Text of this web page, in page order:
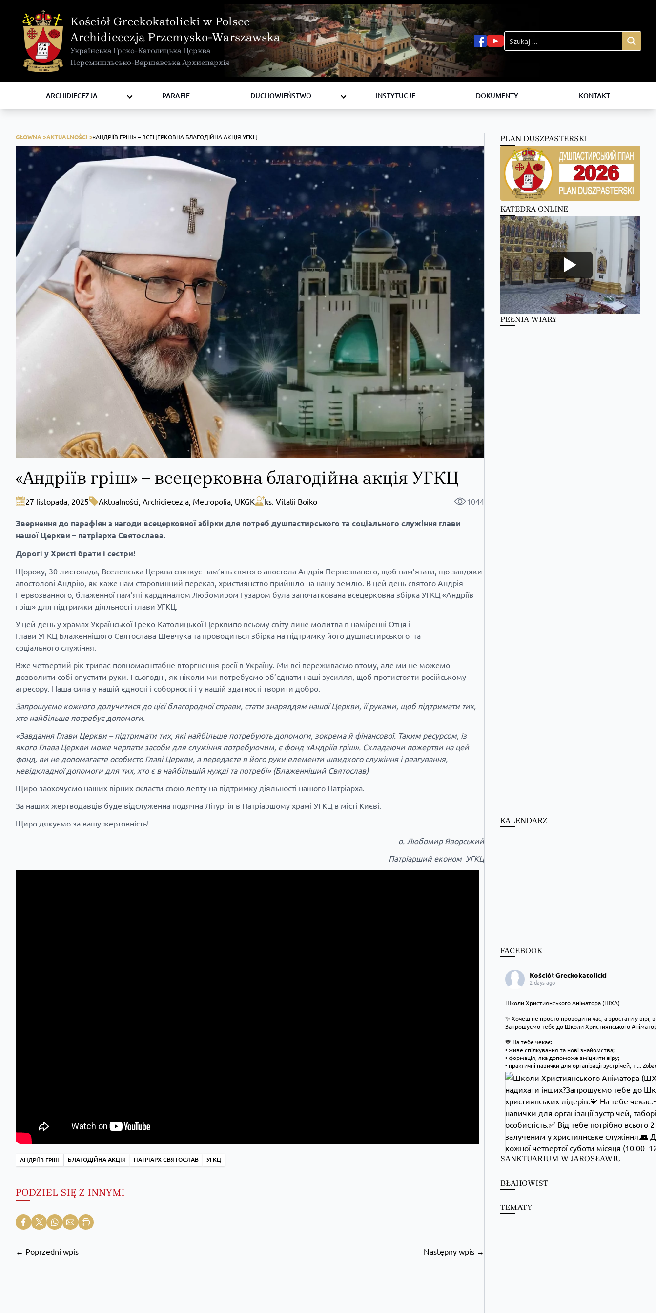
Kościół Greckokatolicki w Polsce
Archidiecezja Przemysko-Warszawska
Українська Греко-Католицька Церква
Перемишльсько-Варшавська Архиєпархія
ARCHIDIECEZJA
KURIA METROPOLITALNA
KAPITUŁA
KOMISJE I WYDZIAŁY
RADY
ZAKONY I ZGROMADZENIA
PARAFIE
DUCHOWIEŃSTWO
BISKUPI
KSIĘŻA
INSTYTUCJE
DOKUMENTY KONTAKT
GŁOWNA >AKTUALNOŚCI >«АНДРІЇВ ГРІШ» – ВСЕЦЕРКОВНА БЛАГОДІЙНА АКЦІЯ УГКЦ
«Андріїв гріш» – всецерковна благодійна акція УГКЦ
27 listopada, 2025 Aktualności, Archidiecezja, Metropolia, UKGK ks. Vitalii Boiko 1044
Звернення до парафіян з нагоди всецерковної збірки для потреб душпастирського та соціального служіння глави
нашої Церкви – патріарха Святослава.
Дорогі у Христі брати і сестри!
Щороку, 30 листопада, Вселенська Церква святкує пам’ять святого апостола Андрія Первозваного, щоб пам’ятати, що завдяки
апостолові Андрію, як каже нам старовинний переказ, християнство прийшло на нашу землю. В цей день святого Андрія
Первозванного, блаженної пам’яті кардиналом Любомиром Гузаром була започаткована всецерковна збірка УГКЦ «Андріїв
гріш» для підтримки діяльності глави УГКЦ.
У цей день у храмах Української Греко-Католицької Церквипо всьому світу лине молитва в наміренні Отця і
Глави УГКЦ Блаженнішого Святослава Шевчука та проводиться збірка на підтримку його душпастирського та
соціального служіння.
Вже четвертий рік триває повномасштабне вторгнення росії в Україну. Ми всі переживаємо втому, але ми не можемо
дозволити собі опустити руки. І сьогодні, як ніколи ми потребуємо об’єднати наші зусилля, щоб протистояти російському
агресору. Наша сила у нашій єдності і соборності і у нашій здатності творити добро.
Запрошуємо кожного долучитися до цієї благородної справи, стати знаряддям нашої Церкви, її руками, щоб підтримати тих,
хто найбільше потребує допомоги.
«Завдання Глави Церкви – підтримати тих, які найбільше потребують допомоги, зокрема й фінансової. Таким ресурсом, із
якого Глава Церкви може черпати засоби для служіння потребуючим, є фонд «Андріїв гріш». Складаючи пожертви на цей
фонд, ви не допомагаєте особисто Главі Церкви, а передаєте в його руки елементи швидкого служіння і реагування,
невідкладної допомоги для тих, хто є в найбільшій нужді та потребі» (Блаженніший Святослав)
Щиро заохочуємо наших вірних скласти свою лепту на підтримку діяльності нашого Патріарха.
За наших жертводавців буде відслуженна подячна Літургія в Патріаршому храмі УГКЦ в місті Києві.
Щиро дякуємо за вашу жертовність!
о. Любомир Яворський
Патріарший економ УГКЦ
АНДРІЇВ ГРІШ БЛАГОДІЙНА АКЦІЯ ПАТРІАРХ СВЯТОСЛАВ УГКЦ
PODZIEL SIĘ Z INNYMI
← Poprzedni wpis Następny wpis →
PLAN DUSZPASTERSKI
KATEDRA ONLINE
PEŁNIA WIARY
KALENDARZ
FACEBOOK
Kościół Greckokatolicki
2 days ago
Школи Християнського Аніматора (ШХА)
✨ Хочеш не просто проводити час, а зростати у вірі,
Запрошуємо тебе до Школи Християнського
💙 На тебе чекає:
• живе спілкування та нові знайомства;
• формація, яка допоможе зміцнити віру;
• практичні навички для організації зустрічей, т...
SANKTUARIUM W JAROSŁAWIU
BŁAHOWIST
TEMATY